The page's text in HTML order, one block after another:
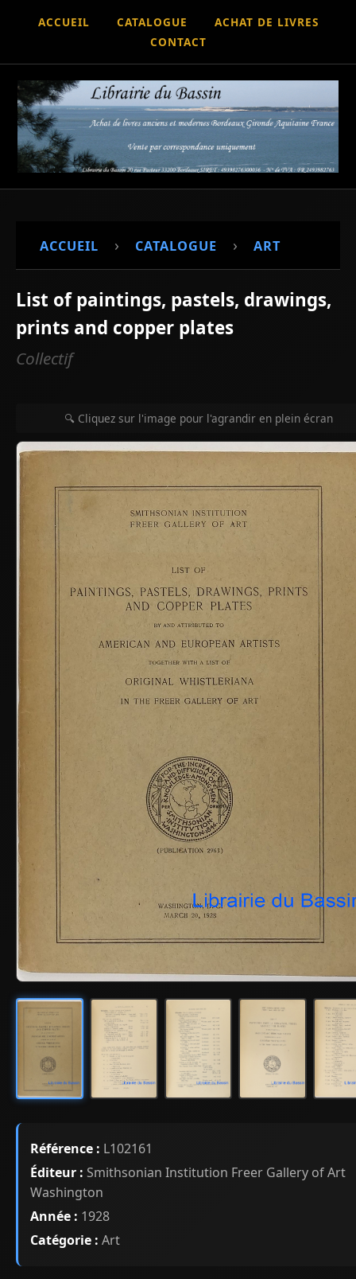
ACCUEIL CATALOGUE
ACHAT DE LIVRES
CONTACT
ACCUEIL › CATALOGUE › ART
List of paintings, pastels, drawings,
prints and copper plates
Collectif
🔍 Cliquez sur l'image pour l'agrandir en plein écran
Référence : L102161
Éditeur : Smithsonian Institution Freer Gallery of Art
Washington
Année : 1928
Catégorie : Art